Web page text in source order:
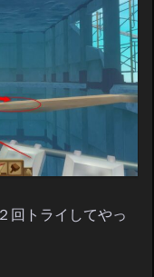
回トライしてやっ